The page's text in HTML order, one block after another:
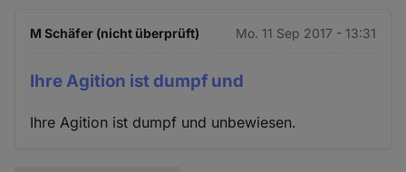
M Schäfer (nicht überprüft) Mo. 11 Sep 2017 - 13:31
Ihre Agition ist dumpf und
Ihre Agition ist dumpf und unbewiesen.